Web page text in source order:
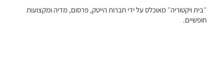
״בית ויקטוריה״ מאוכלס על ידי חברות הייטק, פרסום, מדיה ומקצועות
חופשיים.